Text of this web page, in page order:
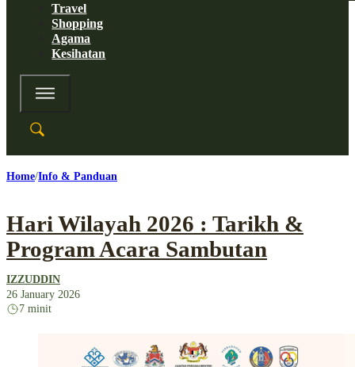
Travel
Shopping
Agama
Kesihatan
Home Info & Panduan
Hari Wilayah 2026 : Tarikh &
Program Acara Sambutan
IZZUDDIN
26 January 2026
7 minit